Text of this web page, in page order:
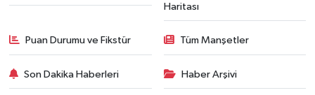
Haritası
Puan Durumu ve Fikstür Tüm Manşetler
Son Dakika Haberleri Haber Arşivi